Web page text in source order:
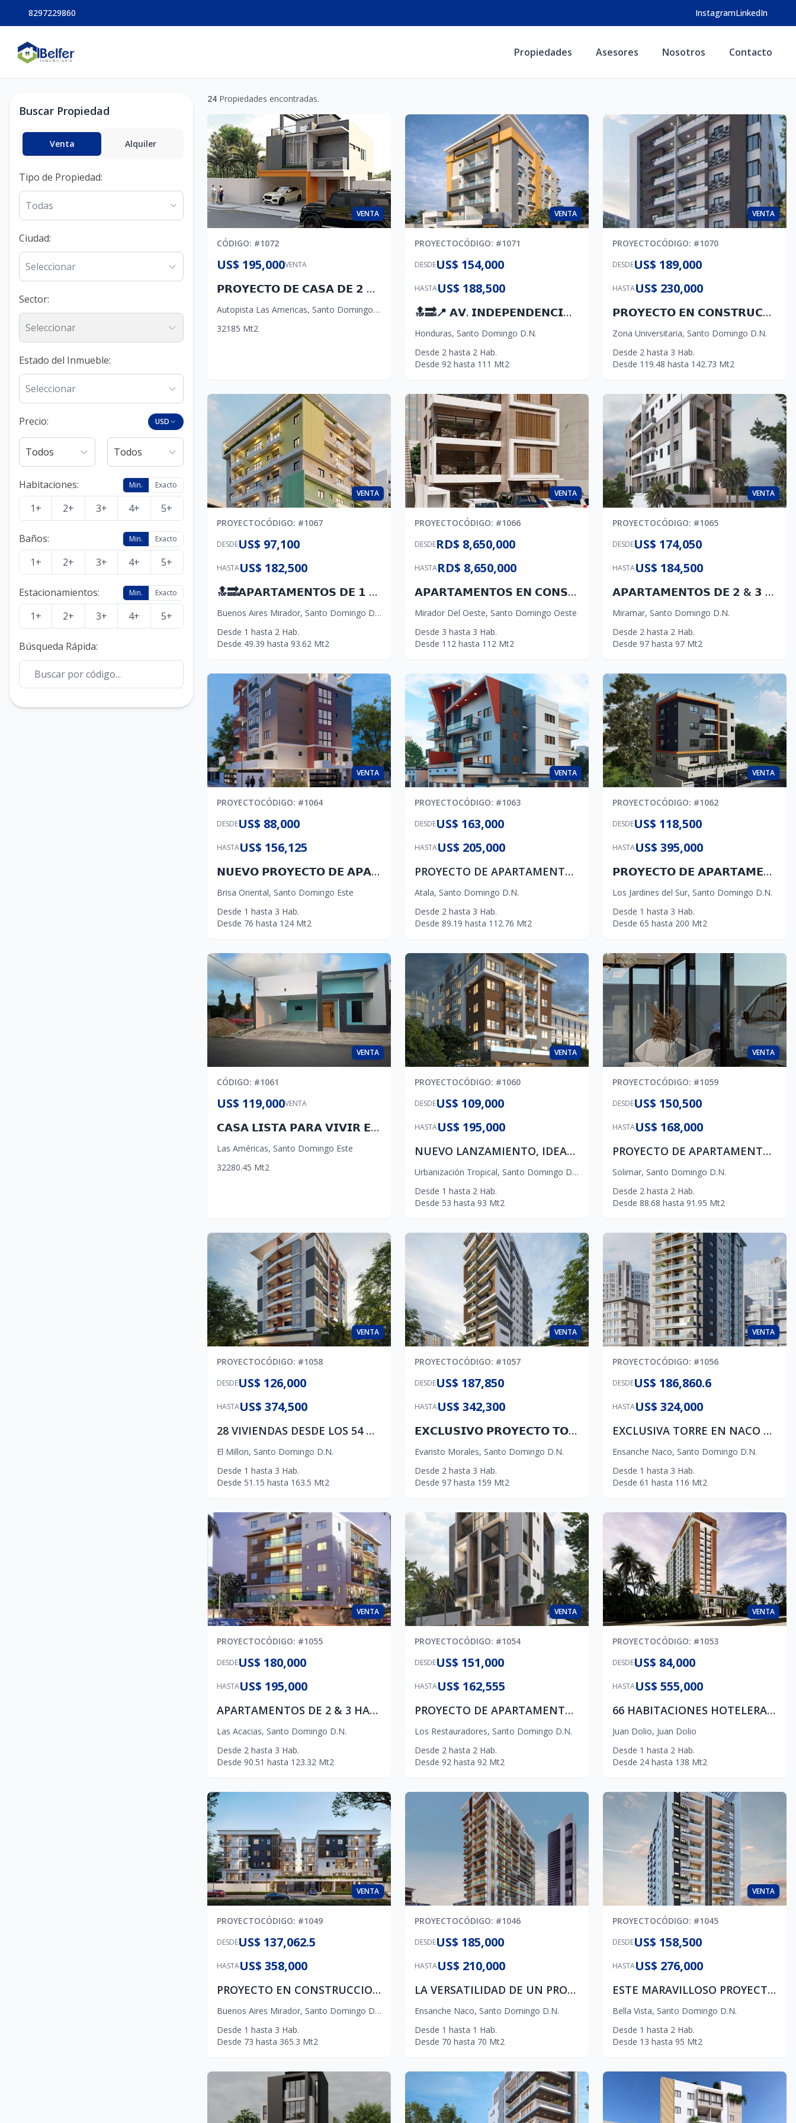
8297229860 InstagramLinkedIn
Propiedades Asesores Nosotros Contacto
Buscar Propiedad
Venta Alquiler
Tipo de Propiedad:
Todas
Ciudad:
Seleccionar
Sector:
Seleccionar
Estado del Inmueble:
Seleccionar
Precio: USD
Todos Todos
Habitaciones: Min. Exacto
1+ 2+ 3+ 4+ 5+
Baños: Min. Exacto
1+ 2+ 3+ 4+ 5+
Estacionamientos: Min. Exacto
1+ 2+ 3+ 4+ 5+
Búsqueda Rápida:
24 Propiedades encontradas.
VENTA
CÓDIGO: #1072
VENTA
US$ 195,000
𝗣𝗥𝗢𝗬𝗘𝗖𝗧𝗢 𝗗𝗘 𝗖𝗔𝗦𝗔 𝗗𝗘 𝟮 𝗡𝗜𝗩𝗘𝗟𝗘𝗦 𝗘𝗡 𝗣𝗟𝗔𝗡𝗢𝗦, 𝗥𝗘𝗦𝗜𝗗𝗘𝗡𝗖𝗜𝗔𝗟 𝗖𝗘𝗥𝗥𝗔𝗗𝗢. 𝗔 𝗣𝗢𝗖𝗢𝗦 𝗠𝗜𝗡𝗨𝗧𝗢𝗦 𝗗𝗘 𝗣𝗟𝗔𝗬𝗔 𝗕𝗢𝗖𝗔 𝗖𝗛𝗜𝗖𝗔 𝗬 𝗔𝗘𝗥𝗢𝗣𝗨𝗘𝗥𝗧𝗢 𝗟𝗔𝗦 𝗔𝗠É𝗥𝗜𝗖𝗔𝗦
Autopista Las Americas, Santo Domingo Este
32185 Mt2
VENTA
PROYECTOCÓDIGO: #1071
DESDEUS$ 154,000
HASTAUS$ 188,500
🔝🔜📍 𝗔𝗩. 𝗜𝗡𝗗𝗘𝗣𝗘𝗡𝗗𝗘𝗡𝗖𝗜𝗔 𝗦𝗘𝗖𝗧𝗢𝗥 𝗛𝗢𝗡𝗗𝗨𝗥𝗔𝗦, 𝗡𝗨𝗘𝗩𝗢 𝗟𝗔𝗡𝗭𝗔𝗠𝗜𝗘𝗡𝗧𝗢. ⁣ 𝘐𝘯𝘷𝘦𝘳𝘵𝘪𝘳 𝘦𝘯 𝘵𝘶 𝘧𝘶𝘵𝘶𝘳𝘰, 𝘶𝘯𝘢 𝘥𝘦𝘤𝘪𝘴𝘪ó𝘯 𝘪𝘯𝘵𝘦𝘭𝘪𝘨𝘦𝘯𝘵𝘦. ⁣
Honduras, Santo Domingo D.N.
Desde 2 hasta 2 Hab.
Desde 92 hasta 111 Mt2
VENTA
PROYECTOCÓDIGO: #1070
DESDEUS$ 189,000
HASTAUS$ 230,000
𝗣𝗥𝗢𝗬𝗘𝗖𝗧𝗢 𝗘𝗡 𝗖𝗢𝗡𝗦𝗧𝗥𝗨𝗖𝗖𝗜Ó𝗡 🔜 🔥🔥 🔥 📍𝗭𝗢𝗡𝗔 𝗨𝗡𝗜𝗩𝗘𝗥𝗦𝗜𝗧𝗔𝗥𝗜𝗔📍
Zona Universitaria, Santo Domingo D.N.
Desde 2 hasta 3 Hab.
Desde 119.48 hasta 142.73 Mt2
VENTA
PROYECTOCÓDIGO: #1067
DESDEUS$ 97,100
HASTAUS$ 182,500
🔝🔜𝗔𝗣𝗔𝗥𝗧𝗔𝗠𝗘𝗡𝗧𝗢𝗦 𝗗𝗘 𝟭 & 𝟮 𝗛𝗔𝗕𝗜𝗧𝗔𝗖𝗜𝗢𝗡𝗘𝗦📍𝗔𝗩. 𝗜𝗡𝗗𝗘𝗣𝗘𝗡𝗗𝗘𝗡𝗖𝗜𝗔, 𝗣𝗥Ó𝗫𝗜𝗠𝗢 𝗔𝗟 𝗣𝗔𝗥𝗤𝗨𝗘 𝗠𝗜𝗥𝗔𝗗𝗢𝗥 𝗦𝗨𝗥 🌳🌴
Buenos Aires Mirador, Santo Domingo D.N.
Desde 1 hasta 2 Hab.
Desde 49.39 hasta 93.62 Mt2
VENTA
PROYECTOCÓDIGO: #1066
DESDERD$ 8,650,000
HASTARD$ 8,650,000
𝗔𝗣𝗔𝗥𝗧𝗔𝗠𝗘𝗡𝗧𝗢𝗦 𝗘𝗡 𝗖𝗢𝗡𝗦𝗧𝗥𝗨𝗖𝗖𝗜Ó𝗡 𝗗𝗘 𝟯 𝗛𝗔𝗕𝗜𝗧𝗔𝗖𝗜𝗢𝗡𝗘𝗦🔥🔥 𝙀𝙉 𝙐𝙍𝘽. 𝙈𝙄𝙍𝘼𝘿𝙊𝙍 𝘿𝙀𝙇 𝙊𝙀𝙎𝙏𝙀
Mirador Del Oeste, Santo Domingo Oeste
Desde 3 hasta 3 Hab.
Desde 112 hasta 112 Mt2
VENTA
PROYECTOCÓDIGO: #1065
DESDEUS$ 174,050
HASTAUS$ 184,500
𝗔𝗣𝗔𝗥𝗧𝗔𝗠𝗘𝗡𝗧𝗢𝗦 𝗗𝗘 𝟮 & 𝟯 𝗛𝗔𝗕𝗜𝗧𝗔𝗖𝗜𝗢𝗡𝗘𝗦 𝗘𝗡 𝗖𝗢𝗡𝗦𝗧𝗥𝗨𝗖𝗖𝗜Ó𝗡 𝗗𝗘𝗦𝗗𝗘 𝗨𝗦$ 𝟭𝟲𝟬,𝟬𝟱𝟬.𝟬𝟬⁣ 𝘼𝙫. 𝙄𝙣𝙙𝙚𝙥𝙚𝙣𝙙𝙚𝙣𝙘𝙞𝙖
Miramar, Santo Domingo D.N.
Desde 2 hasta 2 Hab.
Desde 97 hasta 97 Mt2
VENTA
PROYECTOCÓDIGO: #1064
DESDEUS$ 88,000
HASTAUS$ 156,125
𝗡𝗨𝗘𝗩𝗢 𝗣𝗥𝗢𝗬𝗘𝗖𝗧𝗢 𝗗𝗘 𝗔𝗣𝗔𝗥𝗧𝗔𝗠𝗘𝗡𝗧𝗢𝗦 𝗘𝗡 𝗣𝗟𝗔𝗡𝗢𝗦 𝗘𝗡 𝗕𝗥𝗜𝗦𝗔 𝗢𝗥𝗜𝗘𝗡𝗧𝗔𝗟
Brisa Oriental, Santo Domingo Este
Desde 1 hasta 3 Hab.
Desde 76 hasta 124 Mt2
VENTA
PROYECTOCÓDIGO: #1063
DESDEUS$ 163,000
HASTAUS$ 205,000
PROYECTO DE APARTAMENTOS EN AV. INDEPENDENCIA CON ENTREGA AGOSTO 2026
Atala, Santo Domingo D.N.
Desde 2 hasta 3 Hab.
Desde 89.19 hasta 112.76 Mt2
VENTA
PROYECTOCÓDIGO: #1062
DESDEUS$ 118,500
HASTAUS$ 395,000
𝗣𝗥𝗢𝗬𝗘𝗖𝗧𝗢 𝗗𝗘 𝗔𝗣𝗔𝗥𝗧𝗔𝗠𝗘𝗡𝗧𝗢𝗦 𝗗𝗘 𝟭,𝟮&𝟯 𝗛𝗔𝗕𝗜𝗧𝗔𝗖𝗜𝗢𝗡𝗘𝗦 𝗘𝗡 𝗣𝗥𝗘𝗩𝗘𝗡𝗧𝗔. 𝗣𝗥𝗘𝗖𝗜𝗢𝗦 𝗗𝗘𝗦𝗗𝗘 𝗨𝗦$ 𝟭𝟭𝟴,𝟱𝟬𝟬
Los Jardines del Sur, Santo Domingo D.N.
Desde 1 hasta 3 Hab.
Desde 65 hasta 200 Mt2
VENTA
CÓDIGO: #1061
VENTA
US$ 119,000
𝗖𝗔𝗦𝗔 𝗟𝗜𝗦𝗧𝗔 𝗣𝗔𝗥𝗔 𝗩𝗜𝗩𝗜𝗥 𝗘𝗡 𝗔𝗨𝗧𝗢𝗣𝗜𝗦𝗧𝗔 𝗟𝗔𝗦 𝗔𝗠É𝗥𝗜𝗖𝗔𝗦
Las Américas, Santo Domingo Este
32280.45 Mt2
VENTA
PROYECTOCÓDIGO: #1060
DESDEUS$ 109,000
HASTAUS$ 195,000
NUEVO LANZAMIENTO, IDEAL PARA VIVIENDA Y/O INVERSION, DESDE US$109,0000
Urbanización Tropical, Santo Domingo D.N.
Desde 1 hasta 2 Hab.
Desde 53 hasta 93 Mt2
VENTA
PROYECTOCÓDIGO: #1059
DESDEUS$ 150,500
HASTAUS$ 168,000
PROYECTO DE APARTAMENTOS DE 2 HABITACIONES EN LA AV. INDEPENDENCIA CON ENTREGA 1ER SEMESTRE 2027
Solimar, Santo Domingo D.N.
Desde 2 hasta 2 Hab.
Desde 88.68 hasta 91.95 Mt2
VENTA
PROYECTOCÓDIGO: #1058
DESDEUS$ 126,000
HASTAUS$ 374,500
28 VIVIENDAS DESDE LOS 54 METROS CUADRADOS: 1,2&3 HABITACIONES, CON BALCONES Y TERRAZAS.
El Millon, Santo Domingo D.N.
Desde 1 hasta 3 Hab.
Desde 51.15 hasta 163.5 Mt2
VENTA
PROYECTOCÓDIGO: #1057
DESDEUS$ 187,850
HASTAUS$ 342,300
𝗘𝗫𝗖𝗟𝗨𝗦𝗜𝗩𝗢 𝗣𝗥𝗢𝗬𝗘𝗖𝗧𝗢 𝗧𝗢𝗥𝗥𝗘 𝗥𝗘𝗦𝗜𝗗𝗘𝗡𝗖𝗜𝗔𝗟🔥🔥🔥📍 𝗘𝘃𝗮𝗿𝗶𝘀𝘁𝗼 𝗠𝗼𝗿𝗮𝗹𝗲𝘀 🤩 ⁣ ⁣⁣
Evaristo Morales, Santo Domingo D.N.
Desde 2 hasta 3 Hab.
Desde 97 hasta 159 Mt2
VENTA
PROYECTOCÓDIGO: #1056
DESDEUS$ 186,860.6
HASTAUS$ 324,000
EXCLUSIVA TORRE EN NACO CON APARTAMENTOS DE 1,2&3 HABITACIONES CERCA DE ESPACIOS COMERCIALES.
Ensanche Naco, Santo Domingo D.N.
Desde 1 hasta 3 Hab.
Desde 61 hasta 116 Mt2
VENTA
PROYECTOCÓDIGO: #1055
DESDEUS$ 180,000
HASTAUS$ 195,000
APARTAMENTOS DE 2 & 3 HABITACIONES EN LA AV. INDEPENDENCIA. Entrega 1er trimestre 2027
Las Acacias, Santo Domingo D.N.
Desde 2 hasta 3 Hab.
Desde 90.51 hasta 123.32 Mt2
VENTA
PROYECTOCÓDIGO: #1054
DESDEUS$ 151,000
HASTAUS$ 162,555
PROYECTO DE APARTAMENTOS EN CONSTRUCCION EN LOS RESTAURADORES
Los Restauradores, Santo Domingo D.N.
Desde 2 hasta 2 Hab.
Desde 92 hasta 92 Mt2
VENTA
PROYECTOCÓDIGO: #1053
DESDEUS$ 84,000
HASTAUS$ 555,000
66 HABITACIONES HOTELERAS, encuentran su espacio con una vista impresionante del mar Caribe; áreas complementarias se suman al conjunto para brindar confort y elementos de diferenciación a la propuesta hotelera inmobiliaria de la zona.
Juan Dolio, Juan Dolio
Desde 1 hasta 2 Hab.
Desde 24 hasta 138 Mt2
VENTA
PROYECTOCÓDIGO: #1049
DESDEUS$ 137,062.5
HASTAUS$ 358,000
PROYECTO EN CONSTRUCCION EN BUENOS AIRES 1ERA ETAP DICIEMBRE 2026
Buenos Aires Mirador, Santo Domingo D.N.
Desde 1 hasta 3 Hab.
Desde 73 hasta 365.3 Mt2
PROYECTOCÓDIGO: #1046
DESDEUS$ 185,000
HASTAUS$ 210,000
LA VERSATILIDAD DE UN PROYECTO DE USO MIXTO, Este proyecto se erige como el nuevo icono de lujo y versatilidad en el vibrante corazón del ensanche naco.
Ensanche Naco, Santo Domingo D.N.
Desde 1 hasta 1 Hab.
Desde 70 hasta 70 Mt2
VENTA
PROYECTOCÓDIGO: #1045
DESDEUS$ 158,500
HASTAUS$ 276,000
ESTE MARAVILLOSO PROYECTO BRINDA UNA EXPERIENCIA ARQUITECTONICA CON PISCINA INFINITY 360 DE PRESTIGIO, PUREZA Y FRESCURA. UBICADO EN EL HERMOSO SECTOR DE BELLA VISTA
Bella Vista, Santo Domingo D.N.
Desde 1 hasta 2 Hab.
Desde 13 hasta 95 Mt2